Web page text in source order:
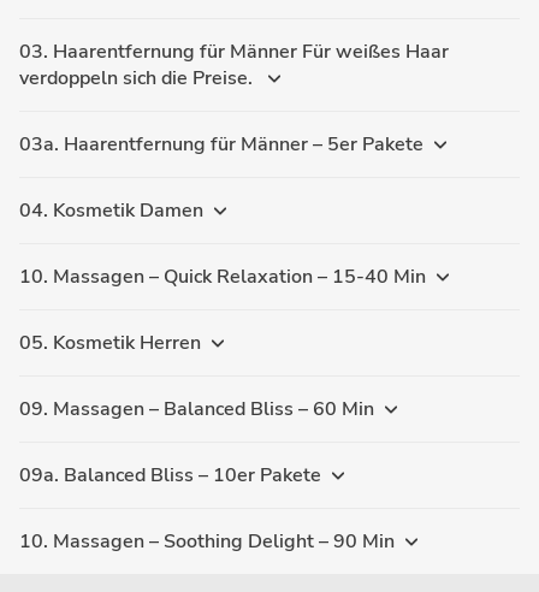
03. Haarentfernung für Männer Für weißes Haar
verdoppeln sich die Preise.
03a. Haarentfernung für Männer – 5er Pakete
04. Kosmetik Damen
10. Massagen – Quick Relaxation – 15-40 Min
05. Kosmetik Herren
09. Massagen – Balanced Bliss – 60 Min
09a. Balanced Bliss – 10er Pakete
10. Massagen – Soothing Delight – 90 Min